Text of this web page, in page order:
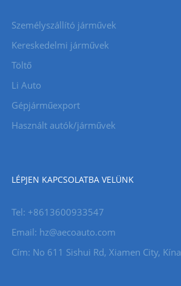
Személyszállító járművek
Kereskedelmi járművek
Töltő
Li Auto
Gépjárműexport
Használt autók/járművek
LÉPJEN KAPCSOLATBA VELÜNK
Tel: +8613600933547
Email: hz@aecoauto.com
Cím: No 611 Sishui Rd, Xiamen City, Kína